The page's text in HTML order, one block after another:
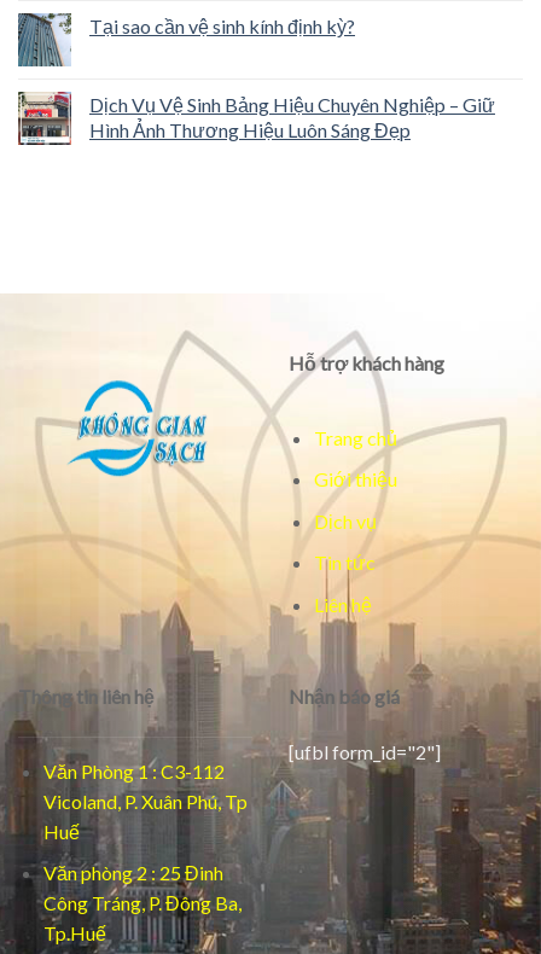
Tại sao cần vệ sinh kính định kỳ?
Dịch Vụ Vệ Sinh Bảng Hiệu Chuyên Nghiệp – Giữ
Hình Ảnh Thương Hiệu Luôn Sáng Đẹp
Hỗ trợ khách hàng
Trang chủ
Giới thiệu
Dịch vụ
Tin tức
Liên hệ
Thông tin liên hệ
Văn Phòng 1 : C3-112
Vicoland, P. Xuân Phú, Tp
Huế
Văn phòng 2 : 25 Đinh
Công Tráng, P. Đông Ba,
Tp.Huế
Nhận báo giá
[ufbl form_id="2"]